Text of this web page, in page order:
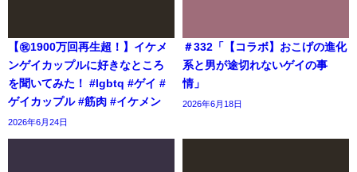
【㊗️1900万回再生超！】イケメ
ンゲイカップルに好きなところ
を聞いてみた！ #lgbtq #ゲイ #
ゲイカップル #筋肉 #イケメン
2026年6月24日
＃332「【コラボ】おこげの進化
系と男が途切れないゲイの事
情」
2026年6月18日